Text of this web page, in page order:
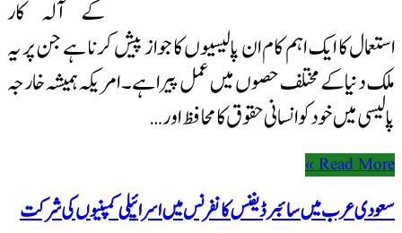
کے آلہ کار
استعمال کا ایک اہم کام ان پالیسیوں کا جواز پیش کرنا ہے جن پر یہ
ملک دنیا کے مختلف حصوں میں عمل پیرا ہے۔ امریکہ ہمیشہ خارجہ
پالیسی میں خود کو انسانی حقوق کا محافظ اور …
Read More »
سعودی عرب میں سائبر ڈیفنس کانفرنس میں اسرائیلی کمپنیوں کی شرکت